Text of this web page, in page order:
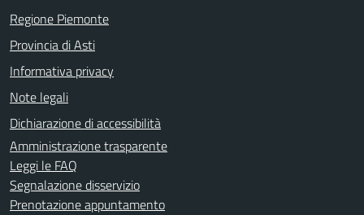
Regione Piemonte
Provincia di Asti
Informativa privacy
Note legali
Dichiarazione di accessibilità
Amministrazione trasparente
Leggi le FAQ
Segnalazione disservizio
Prenotazione appuntamento